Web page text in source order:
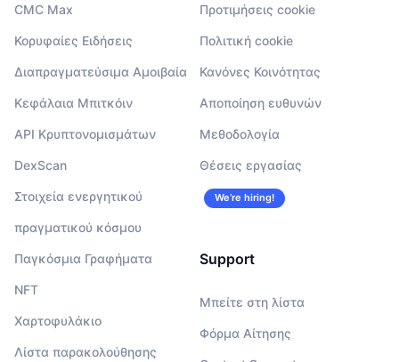
CMC Max
Κορυφαίες Ειδήσεις
Διαπραγματεύσιμα Αμοιβαία
Κεφάλαια Μπιτκόιν
API Κρυπτονομισμάτων
DexScan
Στοιχεία ενεργητικού
πραγματικού κόσμου
Παγκόσμια Γραφήματα
NFT
Χαρτοφυλάκιο
Λίστα παρακολούθησης
Προτιμήσεις cookie
Πολιτική cookie
Κανόνες Κοινότητας
Αποποίηση ευθυνών
Μεθοδολογία
Θέσεις εργασίας
We’re hiring!
Support
Μπείτε στη λίστα
Φόρμα Αίτησης